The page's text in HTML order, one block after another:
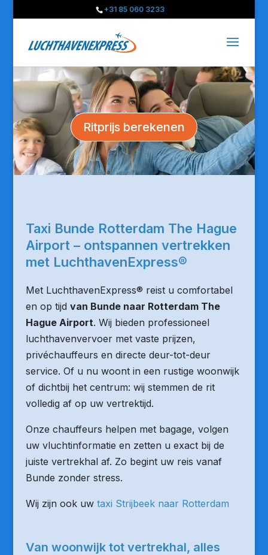
+31 85 060 3233
Ritprijs berekenen
Taxi Bunde Rotterdam The Hague
Airport – ontspannen vertrekken
met LuchthavenExpress®
Met LuchthavenExpress® reist u comfortabel
en op tijd van Bunde naar Rotterdam The
Hague Airport. Wij bieden professioneel
luchthavenvervoer met vaste prijzen,
privéchauffeurs en directe deur-tot-deur
service. Of u nu woont in een rustige woonwijk
of dichtbij het centrum: wij stemmen de rit
volledig af op uw vertrektijd.
Onze chauffeurs helpen met bagage, volgen
uw vluchtinformatie en zetten u exact bij de
juiste vertrekhal af. Zo begint uw reis vanaf
Bunde zonder stress.
Wij zijn ook uw taxi Strijbeek naar Rotterdam
Van woonwijk tot vertrekhal, alles